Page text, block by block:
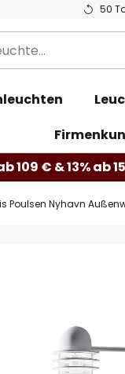
50
109 € & 13% ab
Poulsen Nyhavn